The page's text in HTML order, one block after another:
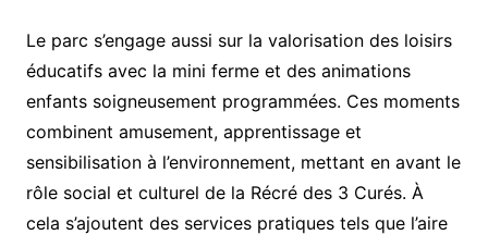
Le parc s’engage aussi sur la valorisation des loisirs
éducatifs avec la mini ferme et des animations
enfants soigneusement programmées. Ces moments
combinent amusement, apprentissage et
sensibilisation à l’environnement, mettant en avant le
rôle social et culturel de la Récré des 3 Curés. À
cela s’ajoutent des services pratiques tels que l’aire